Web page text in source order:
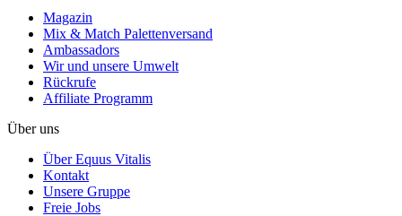
Magazin
Mix & Match Palettenversand
Ambassadors
Wir und unsere Umwelt
Rückrufe
Affiliate Programm
Über uns
Über Equus Vitalis
Kontakt
Unsere Gruppe
Freie Jobs